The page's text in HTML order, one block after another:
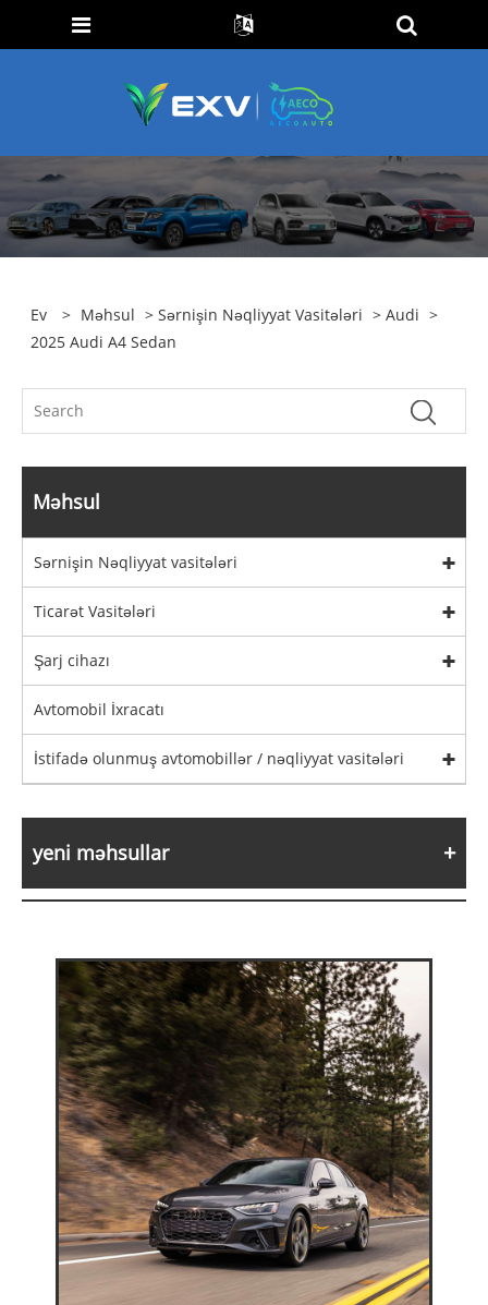
Ev > Məhsul >Sərnişin Nəqliyyat Vasitələri >Audi >
2025 Audi A4 Sedan
Məhsul
Sərnişin Nəqliyyat vasitələri
Ticarət Vasitələri
Şarj cihazı
Avtomobil İxracatı
İstifadə olunmuş avtomobillər / nəqliyyat vasitələri
yeni məhsullar